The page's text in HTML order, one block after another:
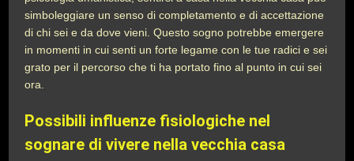
simboleggiare un senso di completamento e di accettazione
di chi sei e da dove vieni. Questo sogno potrebbe emergere
in momenti in cui senti un forte legame con le tue radici e sei
grato per il percorso che ti ha portato fino al punto in cui sei
ora.
Possibili influenze fisiologiche nel
sognare di vivere nella vecchia casa